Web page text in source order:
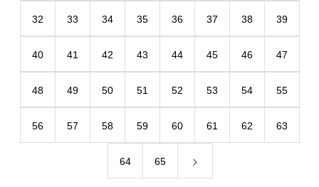
32 33 34 35 36 37 38 39
40 41 42 43 44 45 46 47
48 49 50 51 52 53 54 55
56 57 58 59 60 61 62 63
64 65